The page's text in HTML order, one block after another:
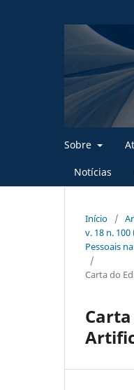
Sobre
Notícias
Início /
v. 18 n.
Pessoais
/
Carta do